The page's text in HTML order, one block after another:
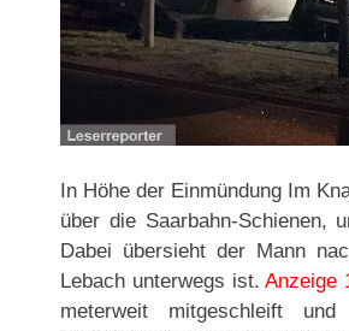
In Höhe der Einmündung Im
über die Saarbahn-Schienen,
Dabei übersieht der Mann
Lebach unterwegs ist.Anzeige
meterweit mitgeschleift